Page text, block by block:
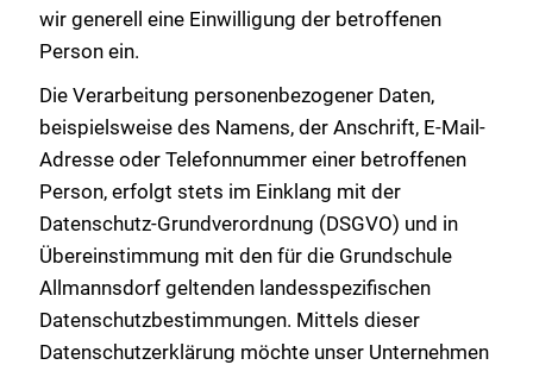
wir generell eine Einwilligung der betroffenen
Person ein.
Die Verarbeitung personenbezogener Daten,
beispielsweise des Namens, der Anschrift, E-Mail-
Adresse oder Telefonnummer einer betroffenen
Person, erfolgt stets im Einklang mit der
Datenschutz-Grundverordnung (DSGVO) und in
Übereinstimmung mit den für die Grundschule
Allmannsdorf geltenden landesspezifischen
Datenschutzbestimmungen. Mittels dieser
Datenschutzerklärung möchte unser Unternehmen